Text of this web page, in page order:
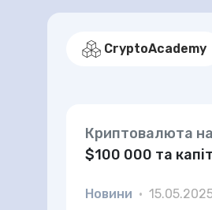
CryptoAcademy
Криптовалюта
$100 000 та
Новини •